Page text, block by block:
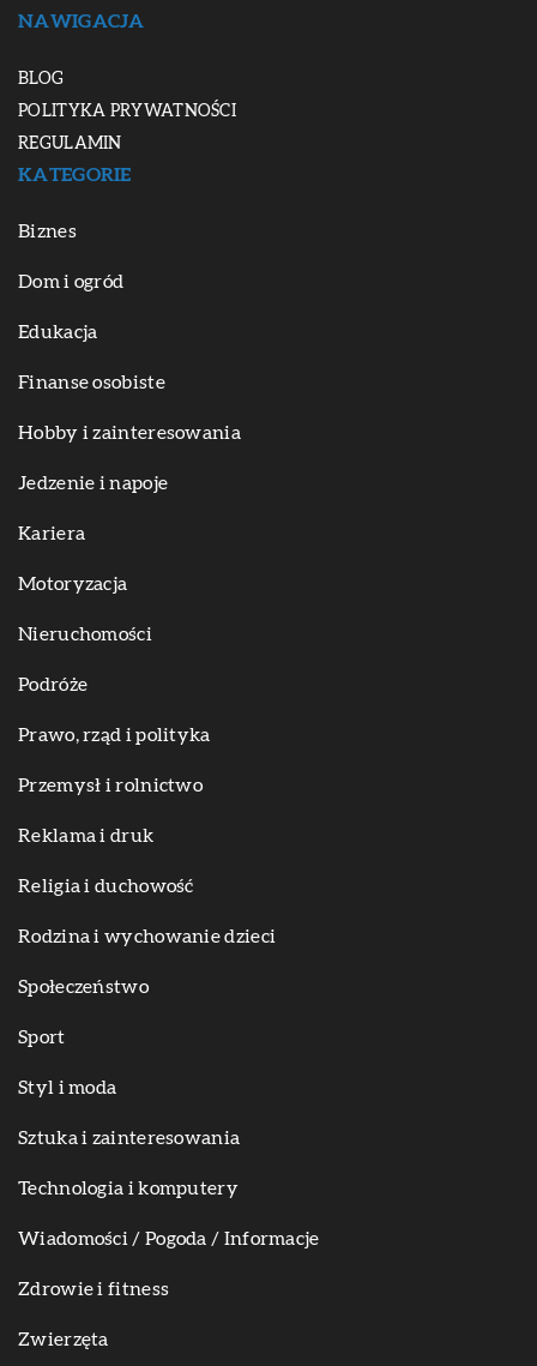
NAWIGACJA
BLOG
POLITYKA PRYWATNOŚCI
REGULAMIN
KATEGORIE
Biznes
Dom i ogród
Edukacja
Finanse osobiste
Hobby i zainteresowania
Jedzenie i napoje
Kariera
Motoryzacja
Nieruchomości
Podróże
Prawo, rząd i polityka
Przemysł i rolnictwo
Reklama i druk
Religia i duchowość
Rodzina i wychowanie dzieci
Społeczeństwo
Sport
Styl i moda
Sztuka i zainteresowania
Technologia i komputery
Wiadomości / Pogoda / Informacje
Zdrowie i fitness
Zwierzęta